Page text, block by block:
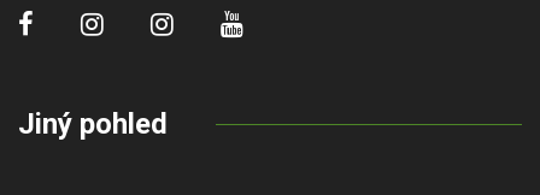
Jiný pohled